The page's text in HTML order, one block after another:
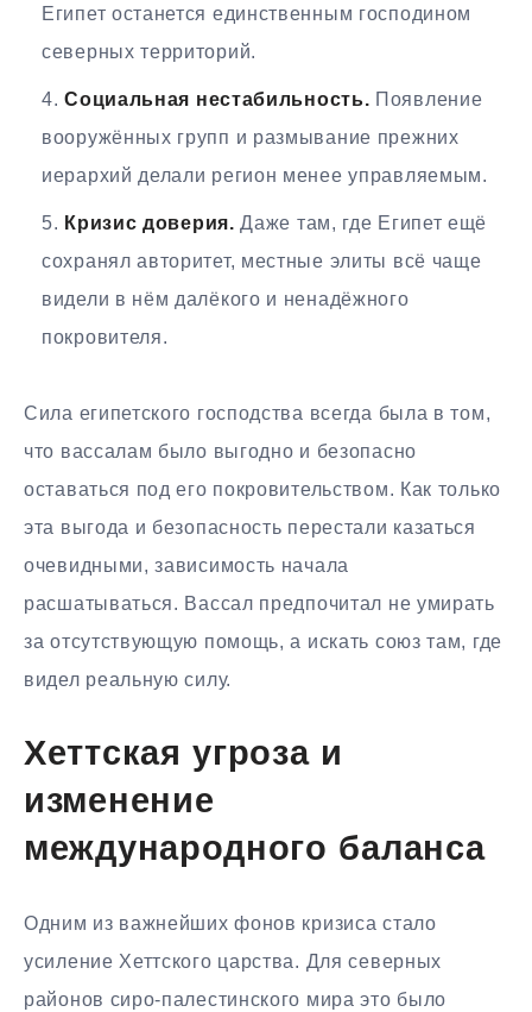
Египет останется единственным господином
северных территорий.
Социальная нестабильность. Появление
вооружённых групп и размывание прежних
иерархий делали регион менее управляемым.
Кризис доверия. Даже там, где Египет ещё
сохранял авторитет, местные элиты всё чаще
видели в нём далёкого и ненадёжного
покровителя.
Сила египетского господства всегда была в том,
что вассалам было выгодно и безопасно
оставаться под его покровительством. Как только
эта выгода и безопасность перестали казаться
очевидными, зависимость начала
расшатываться. Вассал предпочитал не умирать
за отсутствующую помощь, а искать союз там, где
видел реальную силу.
Хеттская угроза и
изменение
международного баланса
Одним из важнейших фонов кризиса стало
усиление Хеттского царства. Для северных
районов сиро-палестинского мира это было